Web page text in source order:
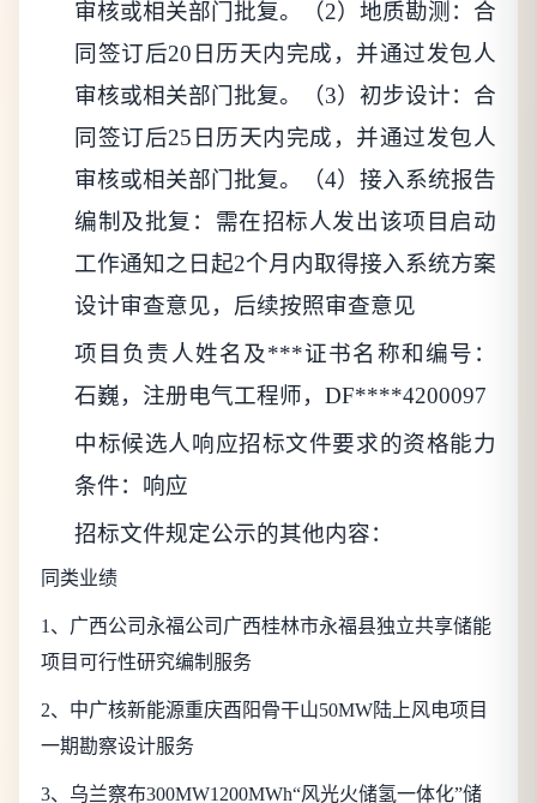
审核或相关部门批复。（2）地质勘测：合
同签订后20日历天内完成，并通过发包人
审核或相关部门批复。（3）初步设计：合
同签订后25日历天内完成，并通过发包人
审核或相关部门批复。（4）接入系统报告
编制及批复：需在招标人发出该项目启动
工作通知之日起2个月内取得接入系统方案
设计审查意见，后续按照审查意见
项目负责人姓名及***证书名称和编号 ：
石巍，注册电气工程师，DF****4200097
中标候选人响应招标文件要求的资格能力
条件：响应
招标文件规定公示的其他内容：
同类业绩
1、广西公司永福公司广西桂林市永福县独立共享储能
项目可行性研究编制服务
2、中广核新能源重庆酉阳骨干山50MW陆上风电项目
一期勘察设计服务
3、乌兰察布300MW1200MWh“风光火储氢一体化”储